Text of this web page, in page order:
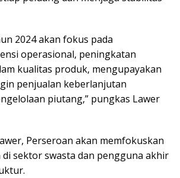
2024 akan fokus pada
operasional, peningkatan
kualitas produk, mengupayakan
penjualan keberlanjutan
piutang,” pungkas Lawer
Perseroan akan memfokuskan
sektor swasta dan pengguna akhir